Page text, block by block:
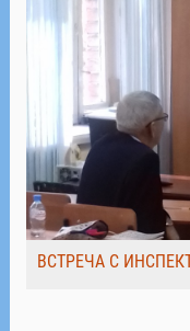
ВСТРЕЧА С